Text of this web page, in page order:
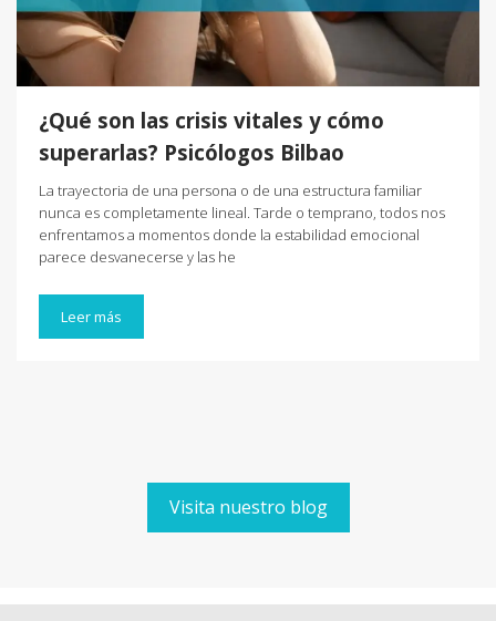
¿Qué son las crisis vitales y cómo
superarlas? Psicólogos Bilbao
La trayectoria de una persona o de una estructura familiar
nunca es completamente lineal. Tarde o temprano, todos nos
enfrentamos a momentos donde la estabilidad emocional
parece desvanecerse y las he
Leer más
Visita nuestro blog